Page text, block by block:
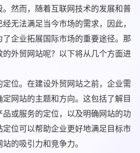
然而，随着互联网技术的发展和普
无法满足当今市场的需求，因此，
企业拓展国际市场的重要途径。那
外贸网站呢？以下将从几个方面进
定位。在建设外贸网站之前，企业需
网站的主题和方向。这包括了解目
或服务的定位，以及明确网站的功
定位可以帮助企业更好地满足目标市
的吸引力和竞争力。